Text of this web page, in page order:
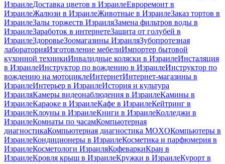
ИзраилеДоставка цветов в ИзраилеЕвроремонт в
ИзраилеЖалюзи в ИзраилеЖивотные в ИзраилеЗаказ тортов в
ИзраилеЗалы торжеств ИзраиляЗамена фильтров воды в
ИзраилеЗаработок в интернетеЗащита от голубей в
ИзраилеЗдоровьеЗоомагазины ИзраиляЗубопротезная
лабораторияИзготовление мебелиИмпортер бытовой
кухонной техникиИнвалидные коляски в ИзраилеИнсталяция
в ИзраилеИнструктор по вождению в ИзраилеИнструктор по
вождению на мотоциклеИнтернетИнтернет-магазины в
ИзраилеИнтерьер в ИзраилеИстория и культура
ИзраиляКамеры видеонаблюдения в ИзраилеКамины в
ИзраилеКараоке в ИзраилеКафе в ИзраилеКейтринг в
ИзраилеКлоуны в ИзраилеКниги в ИзраилеКолледжи в
ИзраилеКомнаты по часамКомпьютерная
диагностикаКомпьютерная диагностика MOXOКомпьютеры в
ИзраилеКондиционеры в ИзраилеКосметика и парфюмерия в
ИзраилеКосметологи ИзраиляКофеваркиКран в
ИзраилеКровля крыш в ИзраилеКружки в ИзраилеКурорт в